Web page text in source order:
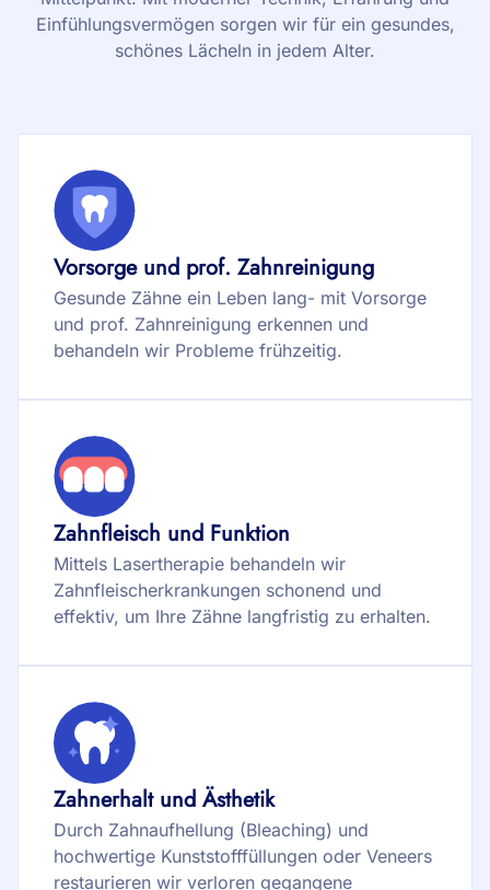
Einfühlungsvermögen sorgen wir für ein gesundes,
schönes Lächeln in jedem Alter.
Vorsorge und prof. Zahnreinigung
Gesunde Zähne ein Leben lang- mit Vorsorge
und prof. Zahnreinigung erkennen und
behandeln wir Probleme frühzeitig.
Zahnfleisch und Funktion
Mittels Lasertherapie behandeln wir
Zahnfleischerkrankungen schonend und
effektiv, um Ihre Zähne langfristig zu erhalten.
Zahnerhalt und Ästhetik
Durch Zahnaufhellung (Bleaching) und
hochwertige Kunststofffüllungen oder Veneers
restaurieren wir verloren gegangene